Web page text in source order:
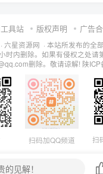
具站 版权声明 广告
六星资源网 · 本站所发布的全
时内删除。如果有侵权之处请
删除。敬请谅解! 陕
扫码加QQ频道 扫
见解！